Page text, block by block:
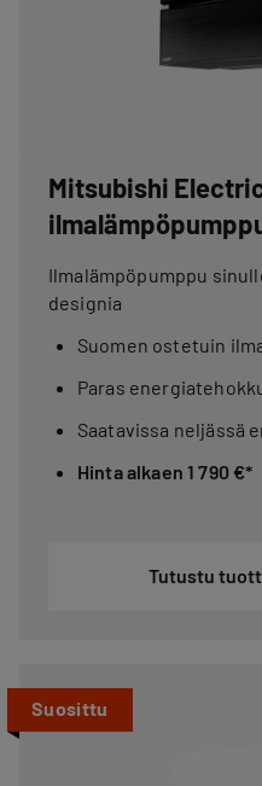
Mitsubishi
Ilmalämpöpumppu
designia
Suomen ostetuin
Paras
Saatavissa neljässä
Hinta alkaen 1 790 €*
Tutustu
Suosittu